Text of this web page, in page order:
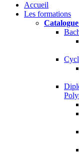
Accueil
Les formations